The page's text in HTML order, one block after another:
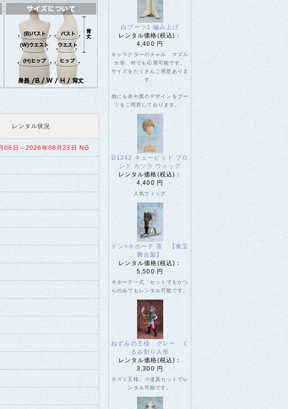
レンタル状況
06日～2026年08月23日 NG
白ブーツ1 編み上げ
レンタル価格(税込)：
4,400 円
キャラクターのチャル マズル
カ等、何でも応用可能です。
サイズをたくさんご用意ありま
す。
他にも赤や黒のデザインをブー
ツをご用意しております。
D1242 キューピッド ブロ
ンド カツラ ウィッグ
レンタル価格(税込)：
4,400 円
人気ウィッグ
ドン=キホーテ 茶 【東宝
舞台製】
レンタル価格(税込)：
5,500 円
キホーテ一式 セットでもかつ
らのみでもレンタル可能です。
ねずみの王様 グレー く
るみ割り人形
レンタル価格(税込)：
3,300 円
ネズミ王様。小道具セットでレ
ンタル可能です。